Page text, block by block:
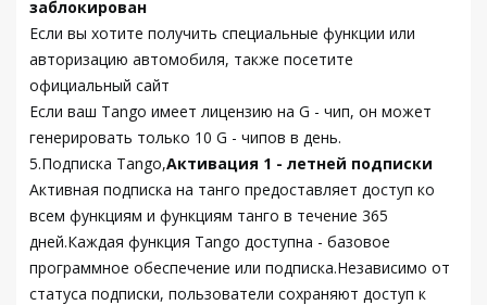
заблокирован
Если вы хотите получить специальные функции или
авторизацию автомобиля, также посетите
официальный сайт
Если ваш Tango имеет лицензию на G - чип, он может
генерировать только 10 G - чипов в день.
5.Подписка Tango,Активация 1 - летней подписки
Активная подписка на танго предоставляет доступ ко
всем функциям и функциям танго в течение 365
дней.Каждая функция Tango доступна - базовое
программное обеспечение или подписка.Независимо от
статуса подписки, пользователи сохраняют доступ к